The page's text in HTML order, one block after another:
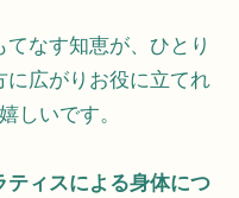
てなす知恵が、ひとり
に広がりお役に立てれ
しいです。
ティスによる身体につ